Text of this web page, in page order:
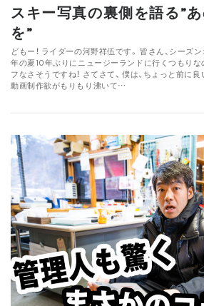
スキー写真の裏側を語る”
を”
どもー！ ライダーの河野祥伍です。 皆さん、シーズ
年の夏10年ぶりにニュージーランドに行くつもりな
フなさそうですね！ さてさて、 僕は、ちょっと前に
動画制作欲がもりもり沸いて…